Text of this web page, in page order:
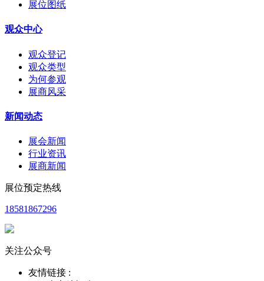
展位图纸
观众中心
观众登记
观众类型
为何参观
展商风采
新闻动态
展会新闻
行业资讯
展商新闻
展位预定热线
18581867296
关注公众号
友情链接 :